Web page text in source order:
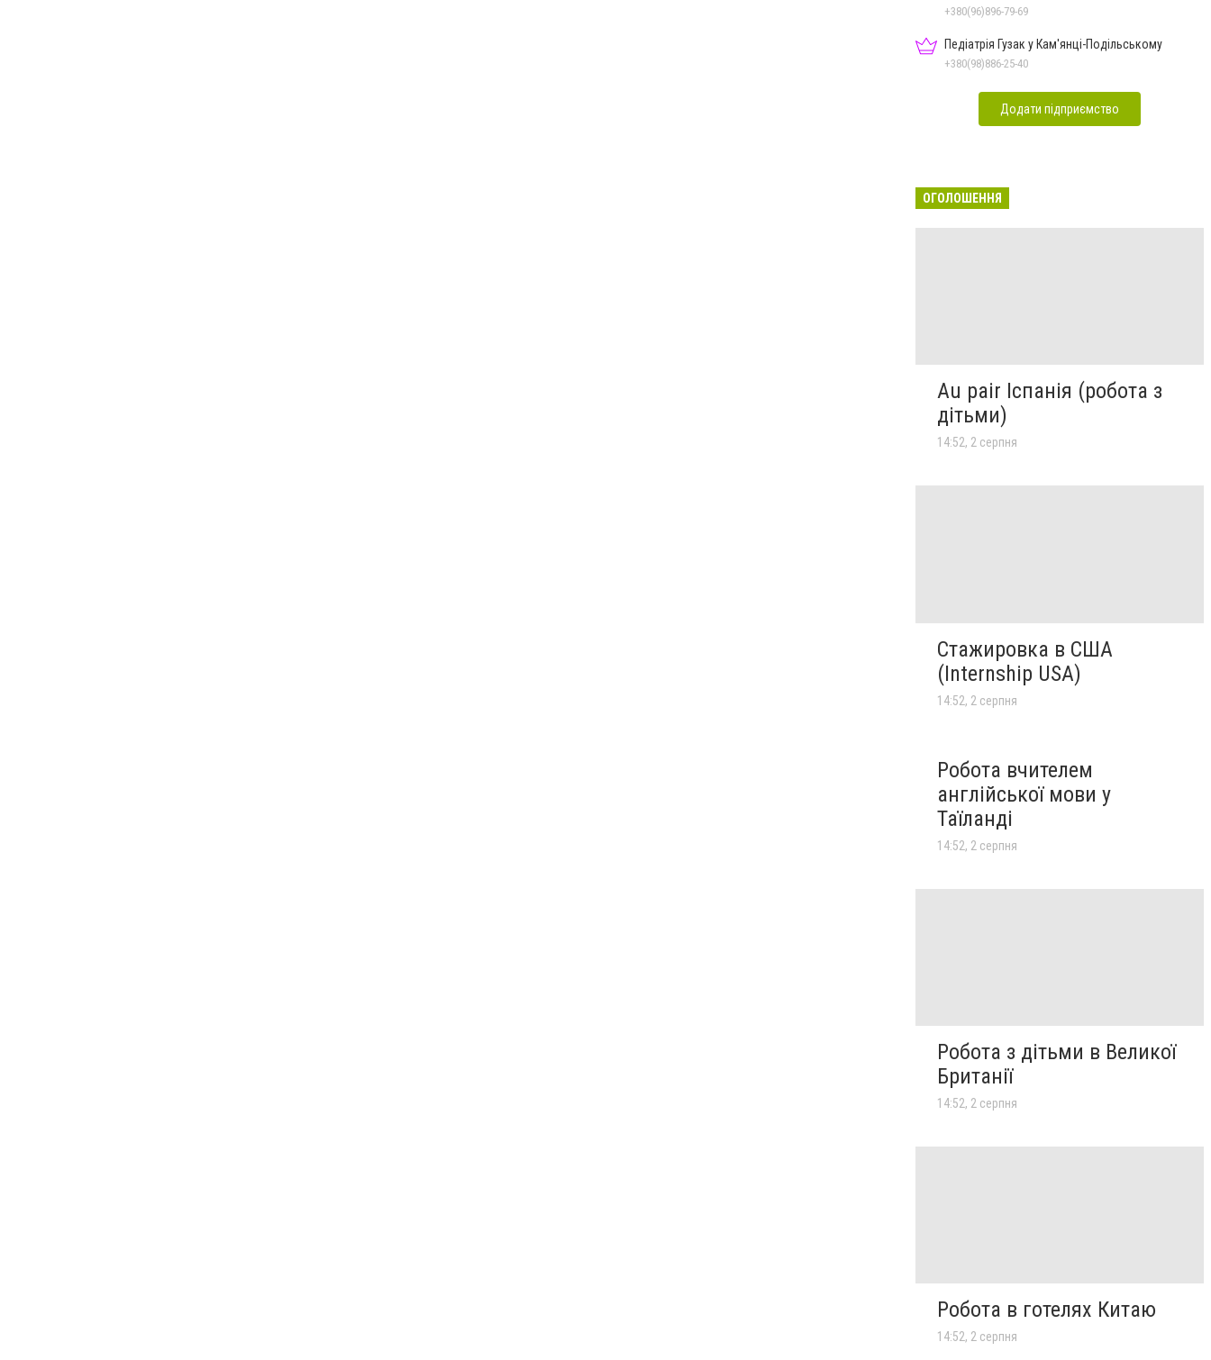
+380(96)896-79-69
Педіатрія Гузак у Кам'янці-Подільському
+380(98)886-25-40
Додати підприємство
ОГОЛОШЕННЯ
Au pair Іспанія (робота з
дітьми)
14:52, 2 серпня
Стажировка в США
(Internship USA)
14:52, 2 серпня
Робота вчителем
англійської мови у
Таїланді
14:52, 2 серпня
Робота з дітьми в Великої
Британії
14:52, 2 серпня
Робота в готелях Китаю
14:52, 2 серпня